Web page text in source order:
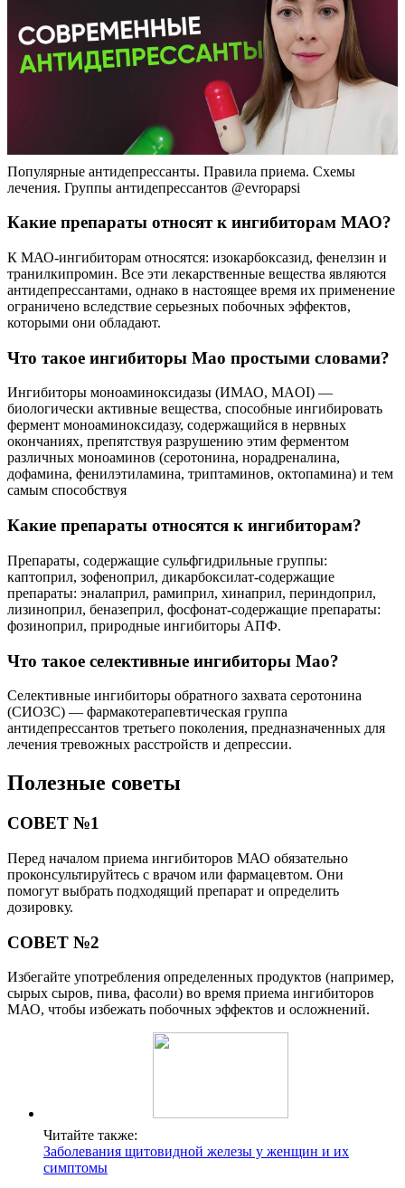
Популярные антидепрессанты. Правила приема. Схемы
лечения. Группы антидепрессантов @evropapsi
Какие препараты относят к ингибиторам МАО?
К МАО-ингибиторам относятся: изокарбоксазид, фенелзин и
транилкипромин. Все эти лекарственные вещества являются
антидепрессантами, однако в настоящее время их применение
ограничено вследствие серьезных побочных эффектов,
которыми они обладают.
Что такое ингибиторы Мао простыми словами?
Ингибиторы моноаминоксидазы (ИМАО, MAOI) —
биологически активные вещества, способные ингибировать
фермент моноаминоксидазу, содержащийся в нервных
окончаниях, препятствуя разрушению этим ферментом
различных моноаминов (серотонина, норадреналина,
дофамина, фенилэтиламина, триптаминов, октопамина) и тем
самым способствуя
Какие препараты относятся к ингибиторам?
Препараты, содержащие сульфгидрильные группы:
каптоприл, зофеноприл, дикарбоксилат-содержащие
препараты: эналаприл, рамиприл, хинаприл, периндоприл,
лизиноприл, беназеприл, фосфонат-содержащие препараты:
фозиноприл, природные ингибиторы АПФ.
Что такое селективные ингибиторы Мао?
Селективные ингибиторы обратного захвата серотонина
(СИОЗС) — фармакотерапевтическая группа
антидепрессантов третьего поколения, предназначенных для
лечения тревожных расстройств и депрессии.
Полезные советы
СОВЕТ №1
Перед началом приема ингибиторов МАО обязательно
проконсультируйтесь с врачом или фармацевтом. Они
помогут выбрать подходящий препарат и определить
дозировку.
СОВЕТ №2
Избегайте употребления определенных продуктов (например,
сырых сыров, пива, фасоли) во время приема ингибиторов
МАО, чтобы избежать побочных эффектов и осложнений.
Читайте также:
Заболевания щитовидной железы у женщин и их
симптомы